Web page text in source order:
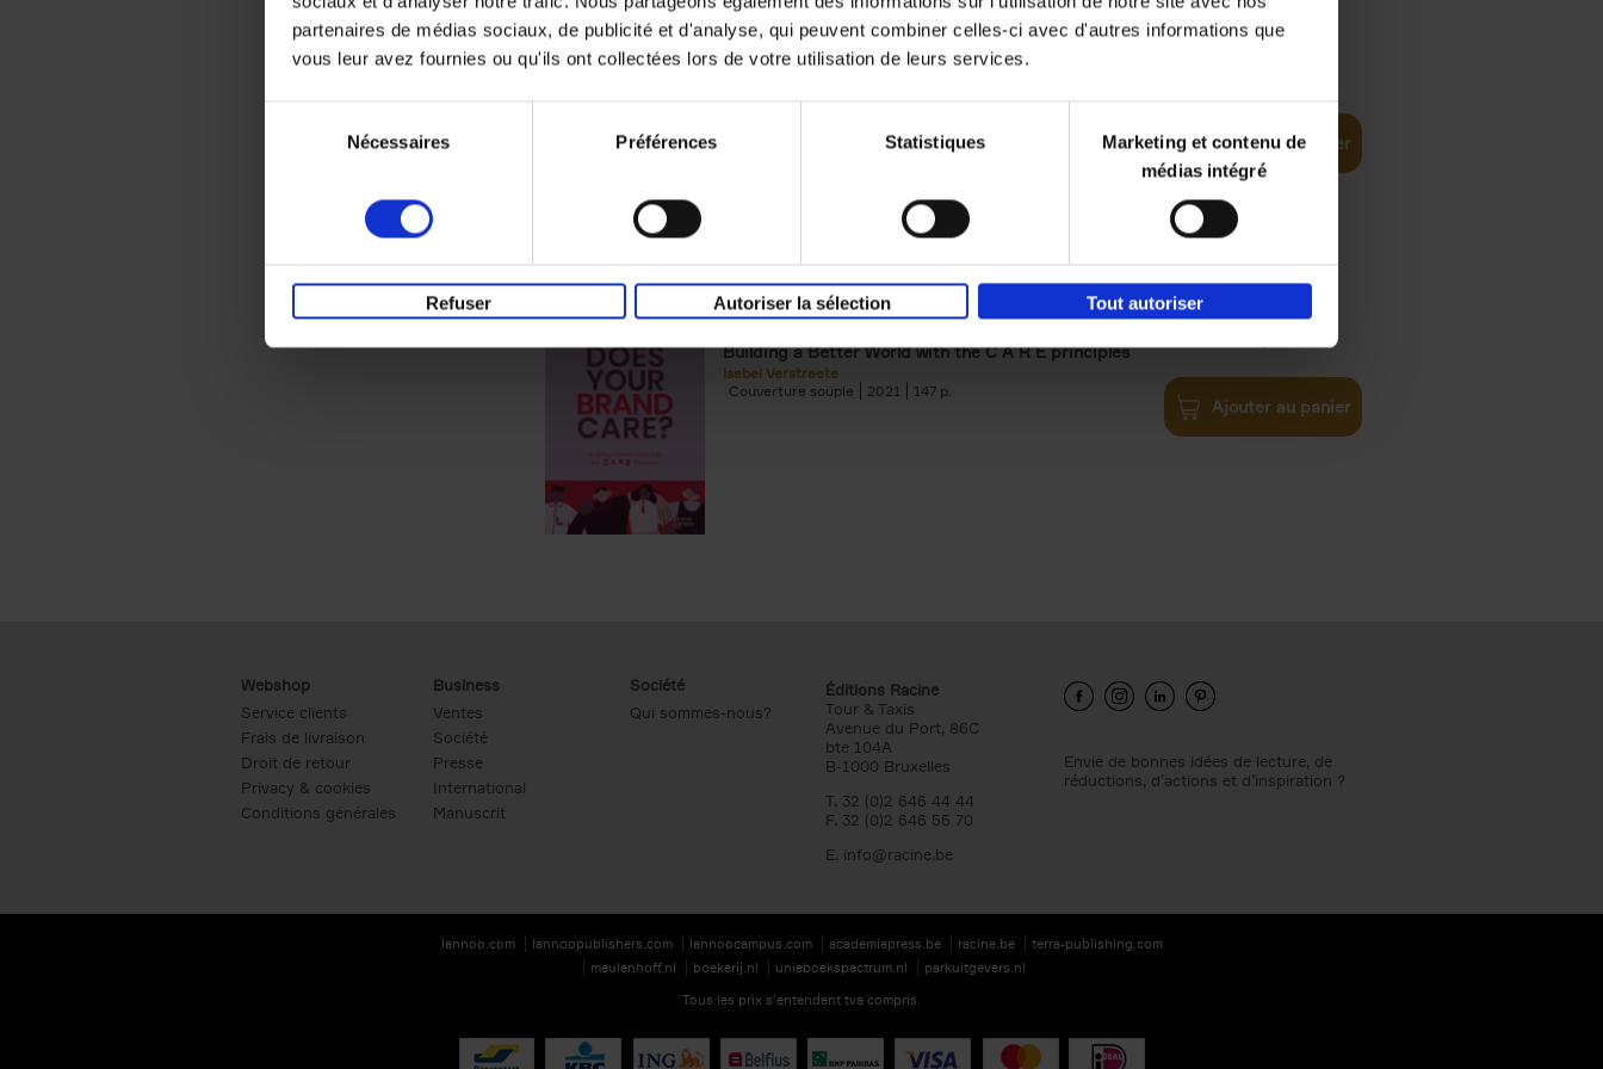
partenaires de médias sociaux, de publicité et d'analyse, qui peuvent combiner celles-ci avec d'autres informations que
vous leur avez fournies ou qu'ils ont collectées lors de votre utilisation de leurs services.
Nécessaires Préférences Statistiques
Marketing et contenu de
médias intégré
Refuser Autoriser la sélection Tout autoriser
Digital marketing like a PRO -
completely revised edition
Ajouter au panier
Does Your Brand Care?
Building a Better World with the C A R E principles
Isabel Verstraete
Couverture souple
2021 147
€34,99
Ajouter au panier
Webshop
Service clients
Frais de livraison
Droit de retour
Privacy & cookies
Conditions générales
Business
Ventes
Société
Presse
International
Manuscrit
Société
Qui sommes-nous?
Éditions Racine
Tour & Taxis
Avenue du Port, 86C
bte 104A
B-1000 Bruxelles
T. 32 (0)2 646 44 44
F. 32 (0)2 646 55 70
E. info@racine.be
Envie de bonnes idées de lecture, de
réductions, d’actions et d’inspiration ?
lannoo.com lannoopublishers.com lannoocampus.com academiapress.be racine.be
terra-publishing.com
meulenhoff.nl
boekerij.nl unieboekspectrum.nl
parkuitgevers.nl
Tous les prix s’entendent tva compris.